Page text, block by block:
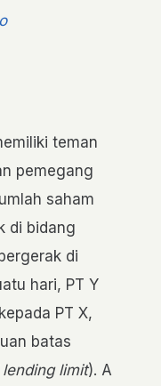
teman
pemegang
saham
di bidang
di
hari, PT Y
PT X,
batas
limit). A